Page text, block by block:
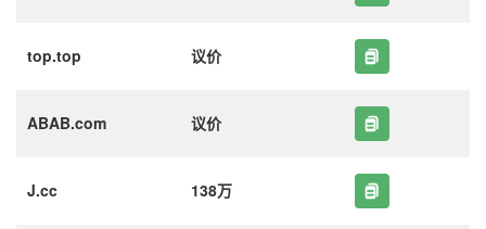
top.top 议价
ABAB.com 议价
J.cc 138万